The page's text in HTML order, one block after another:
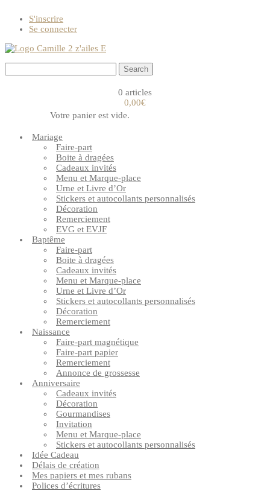
S'inscrire
Se connecter
0 articles
0,00€
Votre panier est vide.
Mariage
Faire-part
Boite à dragées
Cadeaux invités
Menu et Marque-place
Urne et Livre d’Or
Stickers et autocollants personnalisés
Décoration
Remerciement
EVG et EVJF
Baptême
Faire-part
Boite à dragées
Cadeaux invités
Menu et Marque-place
Urne et Livre d’Or
Stickers et autocollants personnalisés
Décoration
Remerciement
Naissance
Faire-part magnétique
Faire-part papier
Remerciement
Annonce de grossesse
Anniversaire
Cadeaux invités
Décoration
Gourmandises
Invitation
Menu et Marque-place
Stickers et autocollants personnalisés
Idée Cadeau
Délais de création
Mes papiers et mes rubans
Polices d’écritures